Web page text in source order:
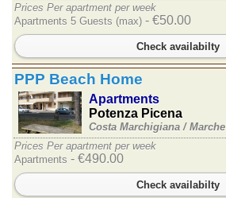
Prices Per apartment per week
Apartments 5 Guests (max) - €50.00
Check availabilty
PPP Beach Home
Apartments
Potenza Picena
Costa Marchigiana / Marche
Prices Per apartment per week
Apartments - €490.00
Check availabilty